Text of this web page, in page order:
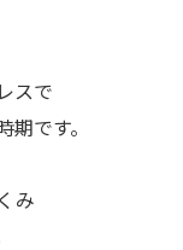
スで
です。
み